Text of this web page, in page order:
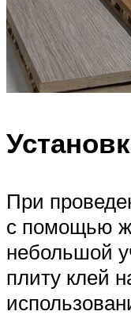
При
с помощью
небольшой
плиту клей